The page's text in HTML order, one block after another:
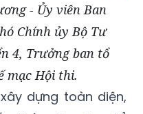
- Ủy viên Ban
Chính ủy Bộ Tư
4, Trưởng ban tổ
mạc Hội thi.
dựng toàn diện,